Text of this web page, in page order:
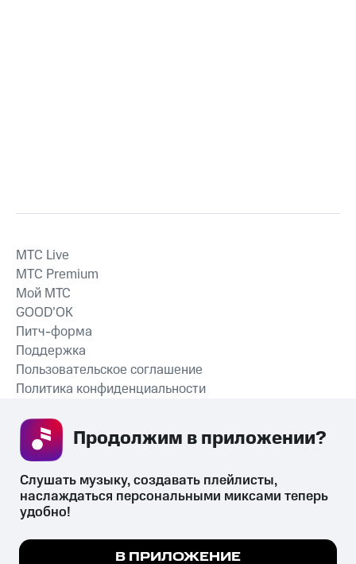
СКАЧАТЬ ПРИЛОЖЕНИЕ
MTС Live
MTС Premium
Мой МТС
GOOD’OK
Питч-форма
Поддержка
Пользовательское соглашение
Политика конфиденциальности
психотропных веществ, их аналогов причиняет вред здоровью,
их незаконный оборот запрещён и влечёт установленную
Мы используем куки, чтобы на сайте все
Слушать музыку, создавать плейлисты,
наслаждаться персональными миксами теперь
удобно!
В ПРИЛОЖЕНИЕ